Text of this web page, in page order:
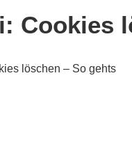
Cookies
löschen – So gehts